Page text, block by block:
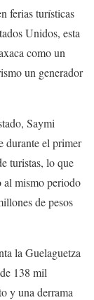
ferias turísticas
Unidos, esta
como un
un generador
Saymi
durante el primer
turistas, lo que
al mismo periodo
de pesos
la Guelaguetza
138 mil
y una derrama